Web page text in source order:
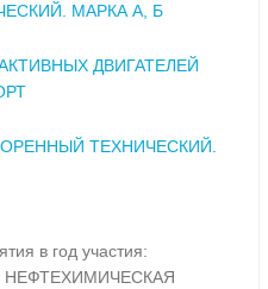
МАРКА А, Б
ДВИГАТЕЛЕЙ
ТЕХНИЧЕСКИЙ.
в год участия:
НЕФТЕХИМИЧЕСКАЯ